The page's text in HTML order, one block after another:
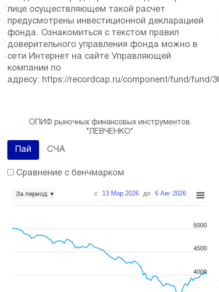
лице осуществляющем такой расчет
предусмотрены инвестиционной декларацией
фонда. Ознакомиться с текстом правил
доверительного управления фонда можно в
сети Интернет на сайте Управляющей
компании по
адресу: https://recordcap.ru/component/fund/fund/
ОПИФ рыночных финансовых инструментов
"ЛЕВЧЕНКО"
Пай СЧА
Сравнение с бенчмарком
с 13 Мар 2026 до 6 Авг 2026
За период: ▾
4000
4500
5000